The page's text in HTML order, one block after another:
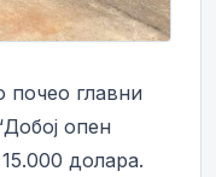
почео главни
опен
долара.